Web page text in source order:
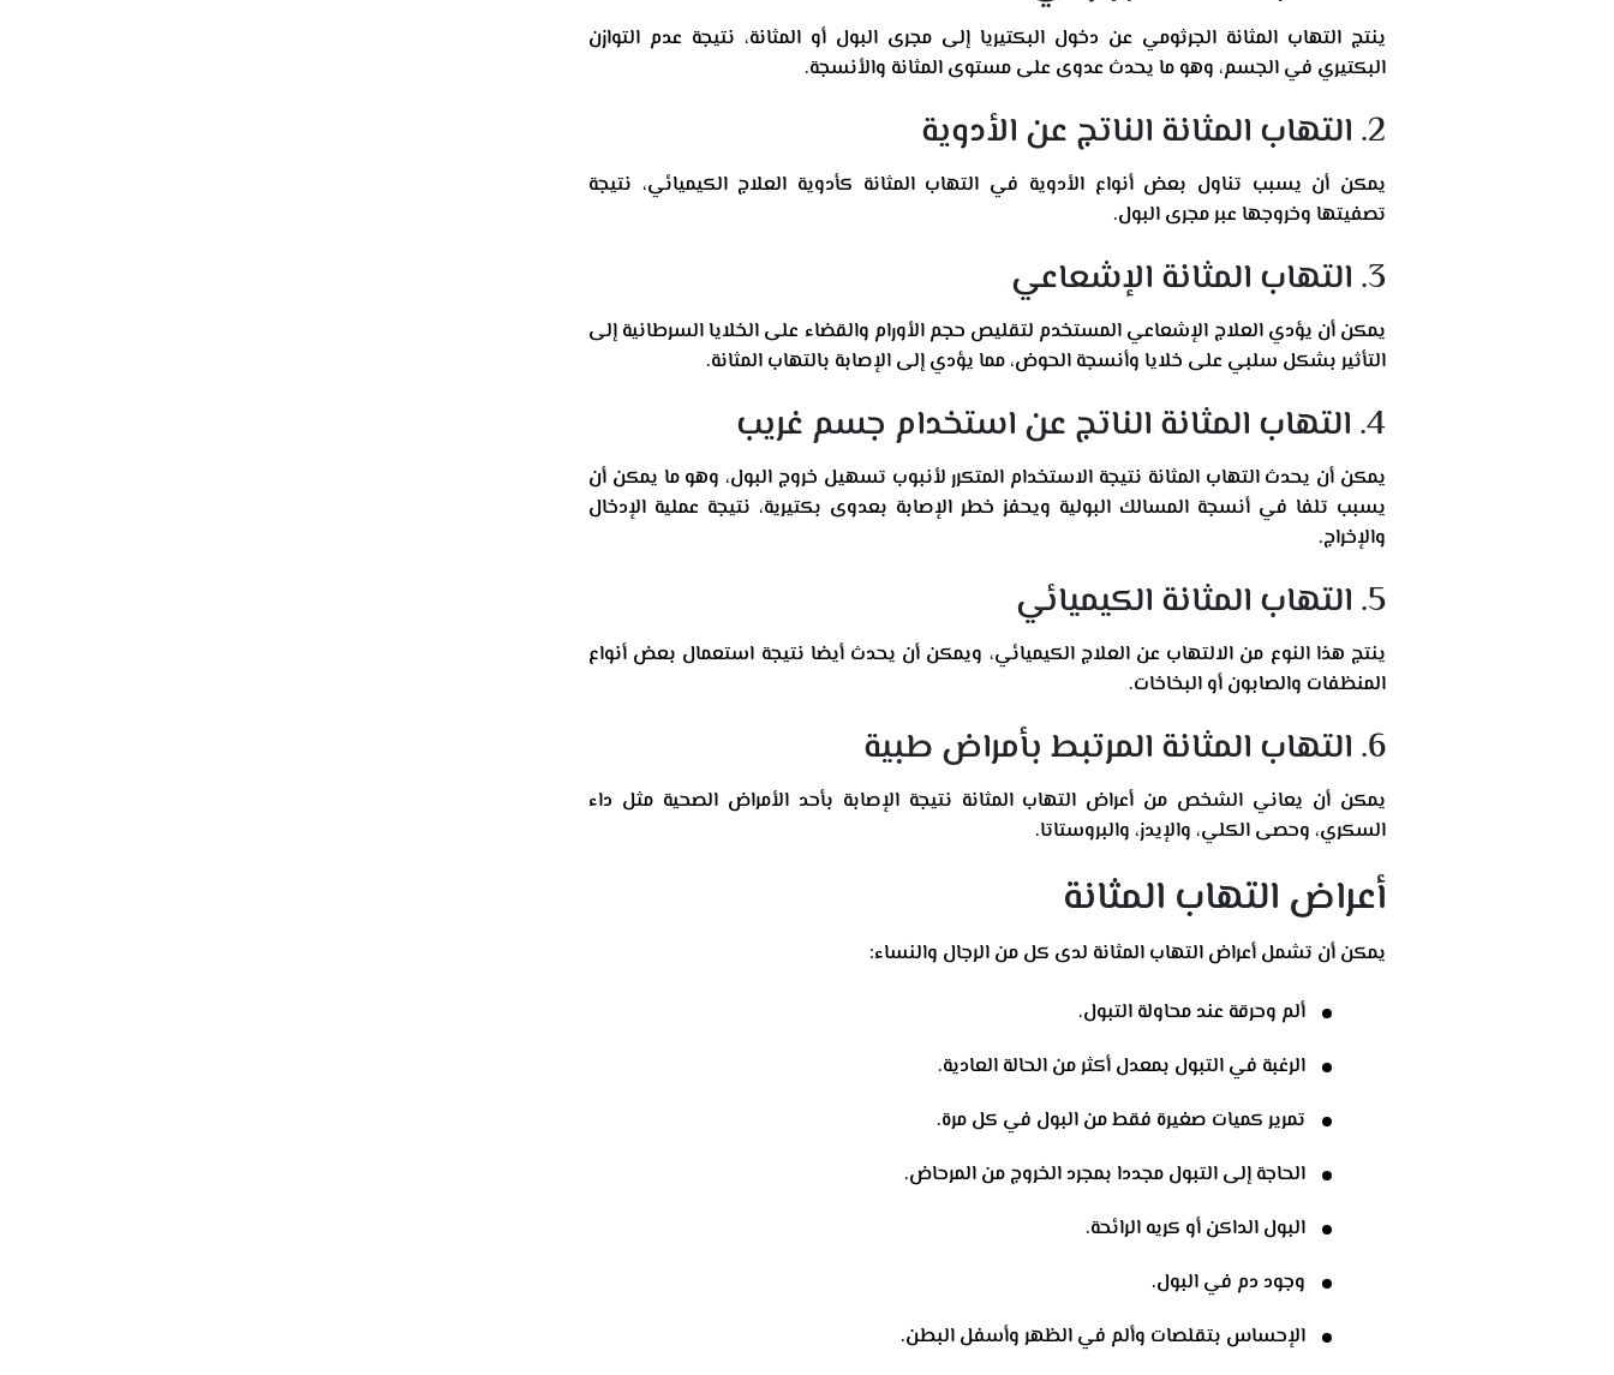
ينتج التهاب المثانة الجرثومي عن دخول البكتيريا إلى مجرى البول أو المثانة، نتيجة عدم التوازن
البكتيري في الجسم، وهو ما يحدث عدوى على مستوى المثانة والأنسجة.
2. التهاب المثانة الناتج عن الأدوية
يمكن أن يسبب تناول بعض أنواع الأدوية في التهاب المثانة كأدوية العلاج الكيميائي، نتيجة
تصفيتها وخروجها عبر مجرى البول.
3. التهاب المثانة الإشعاعي
يمكن أن يؤدي العلاج الإشعاعي المستخدم لتقليص حجم الأورام والقضاء على الخلايا السرطانية إلى
التأثير بشكل سلبي على خلايا وأنسجة الحوض، مما يؤدي إلى الإصابة بالتهاب المثانة.
4. التهاب المثانة الناتج عن استخدام جسم غريب
يمكن أن يحدث التهاب المثانة نتيجة الاستخدام المتكرر لأنبوب تسهيل خروج البول، وهو ما يمكن أن
يسبب تلفا في أنسجة المسالك البولية ويحفز خطر الإصابة بعدوى بكتيرية، نتيجة عملية الإدخال
والإخراج.
5. التهاب المثانة الكيميائي
ينتج هذا النوع من الالتهاب عن العلاج الكيميائي، ويمكن أن يحدث أيضا نتيجة استعمال بعض أنواع
المنظفات والصابون أو البخاخات.
6. التهاب المثانة المرتبط بأمراض طبية
يمكن أن يعاني الشخص من أعراض التهاب المثانة نتيجة الإصابة بأحد الأمراض الصحية مثل داء
السكري، وحصى الكلي، والإيدز، والبروستاتا.
أعراض التهاب المثانة
يمكن أن تشمل أعراض التهاب المثانة لدى كل من الرجال والنساء:
ألم وحرقة عند محاولة التبول.
الرغبة في التبول بمعدل أكثر من الحالة العادية.
تمرير كميات صغيرة فقط من البول في كل مرة.
الحاجة إلى التبول مجددا بمجرد الخروج من المرحاض.
البول الداكن أو كريه الرائحة.
وجود دم في البول.
الإحساس بتقلصات وألم في الظهر وأسفل البطن.